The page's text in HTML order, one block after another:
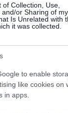
Collection, Use,
and/or Sharing of my
Is Unrelated with
it was collected.
to enable
like cookies on
in apps.